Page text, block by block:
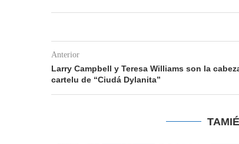
Anterior
Larry Campbell y Teresa Williams son la
cartelu de “Ciudá Dylanita”